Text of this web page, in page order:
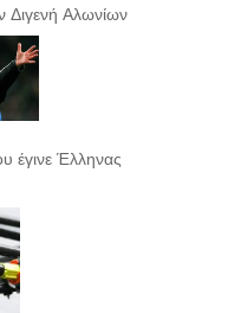
Διγενή Αλωνίων
έγινε Έλληνας